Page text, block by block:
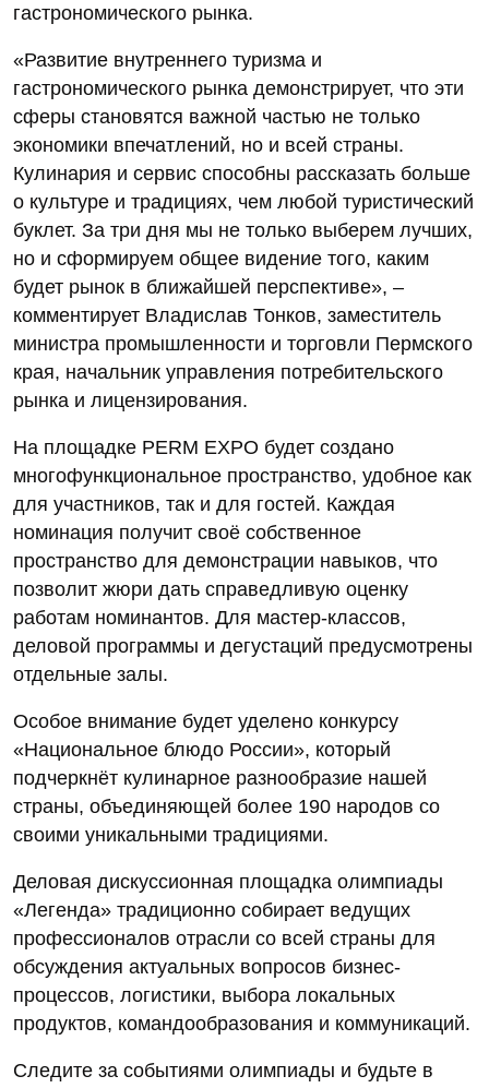
гастрономического рынка.
«Развитие внутреннего туризма и
гастрономического рынка демонстрирует, что эти
сферы становятся важной частью не только
экономики впечатлений, но и всей страны.
Кулинария и сервис способны рассказать больше
о культуре и традициях, чем любой туристический
буклет. За три дня мы не только выберем лучших,
но и сформируем общее видение того, каким
будет рынок в ближайшей перспективе», –
комментирует Владислав Тонков, заместитель
министра промышленности и торговли Пермского
края, начальник управления потребительского
рынка и лицензирования.
На площадке PERM EXPO будет создано
многофункциональное пространство, удобное как
для участников, так и для гостей. Каждая
номинация получит своё собственное
пространство для демонстрации навыков, что
позволит жюри дать справедливую оценку
работам номинантов. Для мастер-классов,
деловой программы и дегустаций предусмотрены
отдельные залы.
Особое внимание будет уделено конкурсу
«Национальное блюдо России», который
подчеркнёт кулинарное разнообразие нашей
страны, объединяющей более 190 народов со
своими уникальными традициями.
Деловая дискуссионная площадка олимпиады
«Легенда» традиционно собирает ведущих
профессионалов отрасли со всей страны для
обсуждения актуальных вопросов бизнес-
процессов, логистики, выбора локальных
продуктов, командообразования и коммуникаций.
Следите за событиями олимпиады и будьте в